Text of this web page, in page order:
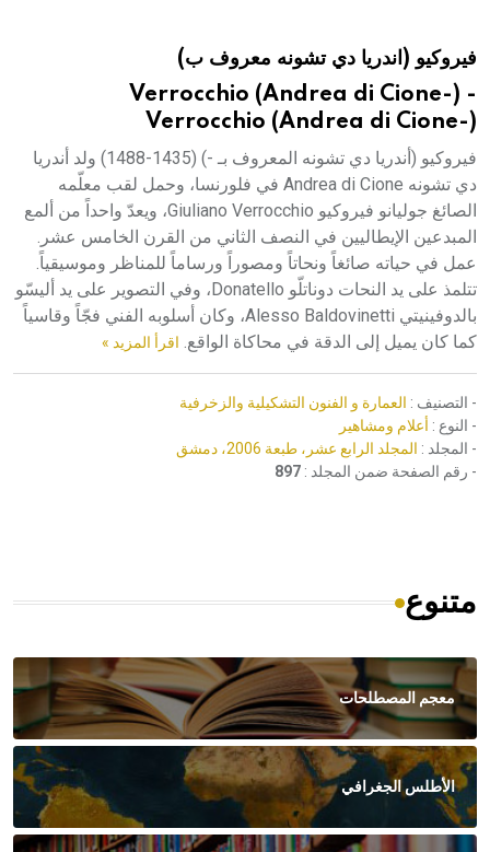
فيروكيو (اندريا دي تشونه معروف ب)
Verrocchio (Andrea di Cione-) -
Verrocchio (Andrea di Cione-)
فيروكيو (أندريا دي تشونه المعروف بـ -) (1435-1488) ولد أندريا
دي تشونه Andrea di Cione في فلورنسا، وحمل لقب معلّمه
الصائغ جوليانو فيروكيو Giuliano Verrocchio، ويعدّ واحداً من ألمع
المبدعين الإيطاليين في النصف الثاني من القرن الخامس عشر.
عمل في حياته صائغاً ونحاتاً ومصوراً ورساماً للمناظر وموسيقياً.
تتلمذ على يد النحات دوناتلّو Donatello، وفي التصوير على يد أليسّو
بالدوفينيتي Alesso Baldovinetti، وكان أسلوبه الفني فجّاً وقاسياً
كما كان يميل إلى الدقة في محاكاة الواقع. اقرأ المزيد »
- التصنيف : العمارة و الفنون التشكيلية والزخرفية
- النوع : أعلام ومشاهير
- المجلد : المجلد الرابع عشر، طبعة 2006، دمشق
- رقم الصفحة ضمن المجلد : 897
متنوع
معجم المصطلحات
الأطلس الجغرافي